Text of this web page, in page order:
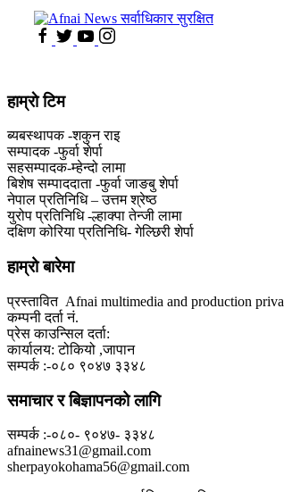
हाम्राे टिम
ब्यबस्थापक -शकुन राइ
सम्पादक -फुर्वा शेर्पा
सहसम्पादक-म्हेन्दो लामा
‍बिशेष सम्पाददाता -फुर्वा जा‌ङबु शेर्पा
नेपाल प्रतिनिधि – उत्तम श्रेष्ठ
युरोप प्रतिनिधि -ल्हाक्पा तेन्जी लामा
दक्षिण कोरिया प्रतिनिधि- गेल्छिरी शेर्पा
हाम्रो बारेमा
प्रस्तावित Afnai multimedia and production
कम्पनी दर्ता नं.
प्रेस काउन्सिल दर्ता:
कार्यालय: टोकियो ,जापान
सम्पर्क :-०८० ९०४७ ३३४८
समाचार र बिज्ञापनको लागि
सम्पर्क :-०८०- ९०४७- ३३४८
afnainews31@gmail.com
sherpayokohama56@gmail.com